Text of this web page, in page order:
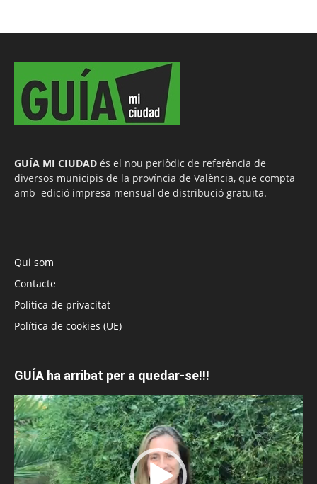
GUÍA MI CIUDAD és el nou periòdic de referència de
diversos municipis de la província de València, que compta
amb edició impresa mensual de distribució gratuïta.
Qui som
Contacte
Política de privacitat
Política de cookies (UE)
GUÍA ha arribat per a quedar-se!!!
Reproductor
de
vídeo